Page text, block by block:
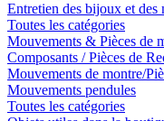
Entretien des bijoux et des
Toutes les catégories
Mouvements & Pièces de
Composants / Pièces de
Mouvements de montre/
Mouvements pendules
Toutes les catégories